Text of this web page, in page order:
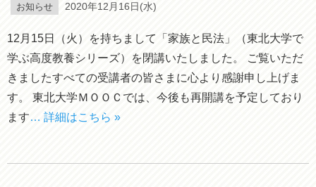
お知らせ 2020年12月16日(水)
12月15日（火）を持ちまして「家族と民法」（東北大学で
学ぶ高度教養シリーズ）を閉講いたしました。 ご覧いただ
きましたすべての受講者の皆さまに心より感謝申し上げま
す。 東北大学ＭＯＯＣでは、今後も再開講を予定しており
ます… 詳細はこちら »